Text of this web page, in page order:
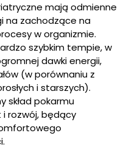
mają odmienne
na zachodzące na
w organizmie.
szybkim tempie, w
dawki energii,
(w porównaniu z
i starszych).
skład pokarmu
i rozwój, będący